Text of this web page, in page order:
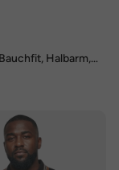
Halbarm,